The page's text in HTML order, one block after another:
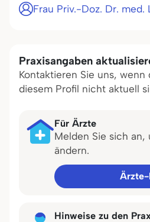
Frau Priv.-Doz. Dr. med.
Praxisangaben
Kontaktieren Sie uns, wenn
diesem Profil nicht aktuell
Für Ärzte
Melden Sie sich an,
ändern.
Hinweise zu den